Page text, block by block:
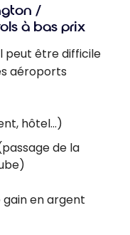
/
à bas prix
peut être difficile
aéroports
hôtel…)
de la
en argent